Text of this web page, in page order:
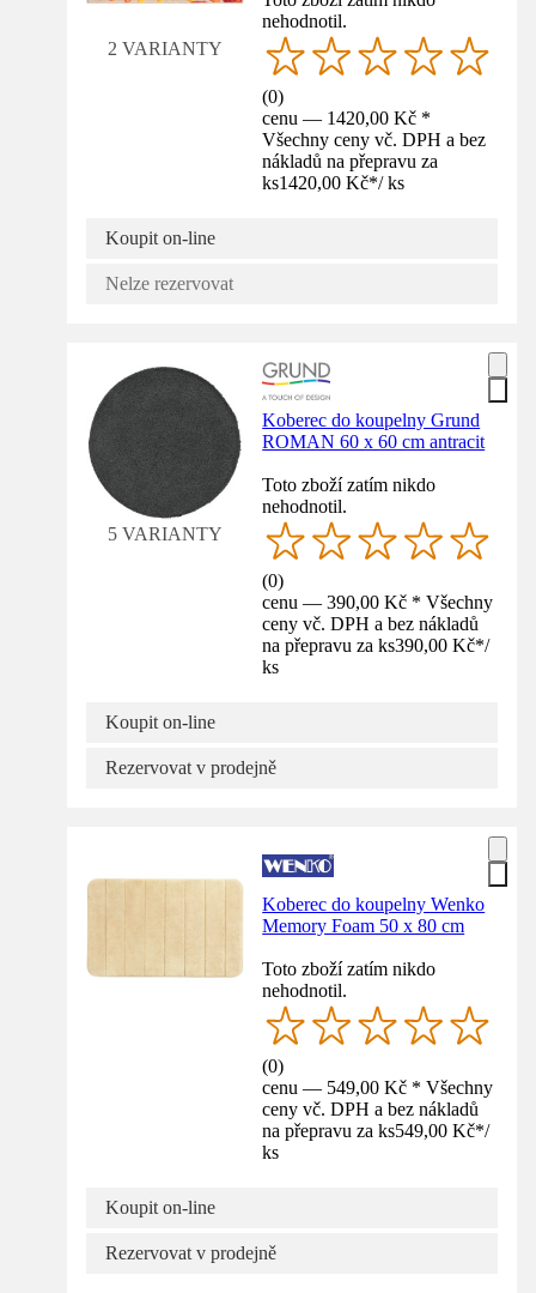
2 VARIANTY
nehodnotil.
(0)
cenu — 1420,00 Kč *
Všechny ceny vč. DPH a bez
nákladů na přepravu za
ks1420,00 Kč*/ ks
Koupit on-line
Nelze rezervovat
5 VARIANTY
Koberec do koupelny Grund
ROMAN 60 x 60 cm antracit
Toto zboží zatím nikdo
nehodnotil.
(0)
cenu — 390,00 Kč * Všechny
ceny vč. DPH a bez nákladů
na přepravu za ks390,00 Kč*/
ks
Koupit on-line
Rezervovat v prodejně
Koberec do koupelny Wenko
Memory Foam 50 x 80 cm
Toto zboží zatím nikdo
nehodnotil.
(0)
cenu — 549,00 Kč * Všechny
ceny vč. DPH a bez nákladů
na přepravu za ks549,00 Kč*/
ks
Koupit on-line
Rezervovat v prodejně